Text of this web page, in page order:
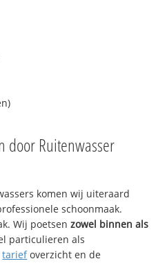
door Ruitenwasser
komen wij uiteraard
schoonmaak.
Wij poetsenzowel binnen als
particulieren als
tariefoverzicht en de